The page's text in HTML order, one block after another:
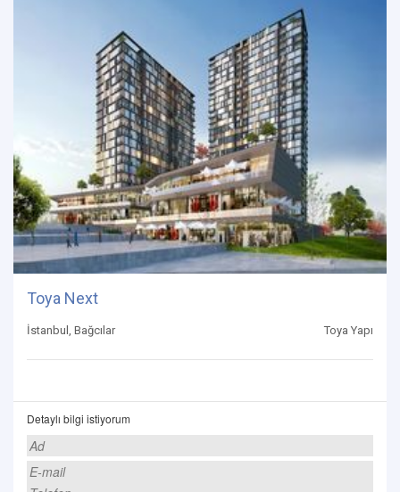
Toya Next
İstanbul, Bağcılar Toya Yapı
Detaylı bilgi istiyorum